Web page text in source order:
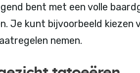
bent met een volle
Je kunt bijvoorbeeld
nemen.